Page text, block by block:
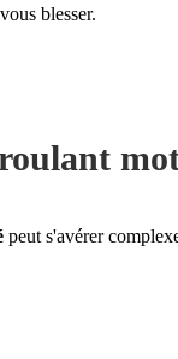
blesser.
peut s'avérer